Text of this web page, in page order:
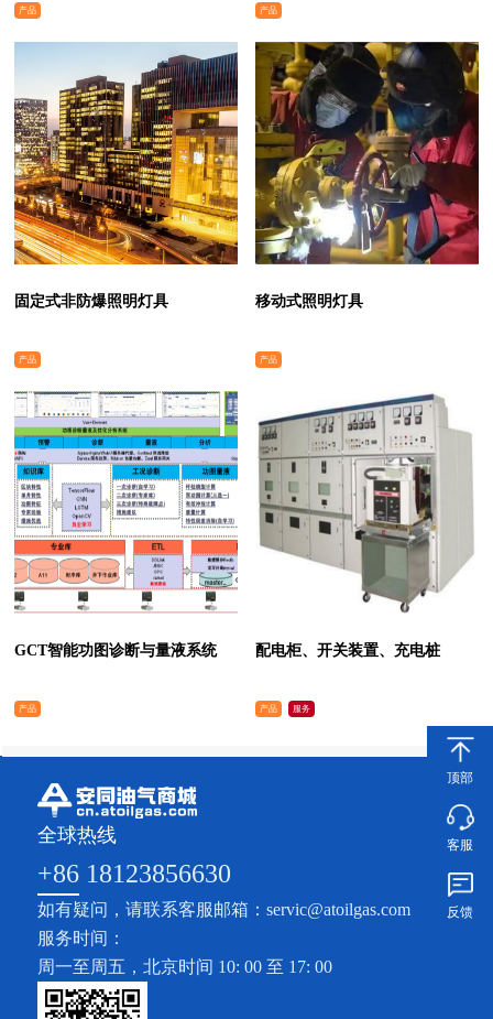
顶部
客服
反馈
产品 产品
固定式非防爆照明灯具
产品
移动式照明灯具
产品
GCT智能功图诊断与量液系统
产品
配电柜、开关装置、充电桩
产品 服务
全球热线
+86 18123856630
如有疑问，请联系客服邮箱：servic@atoilgas.com
服务时间：
周一至周五，北京时间 10: 00 至 17: 00